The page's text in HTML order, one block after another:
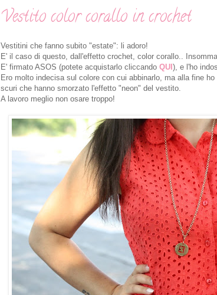
Vestito color corallo in crochet
Vestitini che fanno subito "estate": li adoro!
E' il caso di questo, dall'effetto crochet, color corallo..
E' firmato ASOS (potete acquistarlo cliccando QUI ), e l'ho
Ero molto indecisa sul colore con cui abbinarlo, ma alla fine
scuri che hanno smorzato l'effetto "neon" del vestito.
A lavoro meglio non osare troppo!